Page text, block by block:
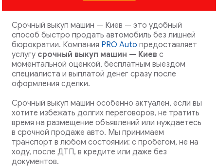
Срочный выкуп машин — Киев — это удобный
способ быстро продать автомобиль без лишней
бюрократии. Компания PRO Auto предоставляет
услугу срочный выкуп машин — Киев с
моментальной оценкой, бесплатным выездом
специалиста и выплатой денег сразу после
оформления сделки.
Срочный выкуп машин особенно актуален, если вы
хотите избежать долгих переговоров, не тратить
время на размещение объявлений или нуждаетесь
в срочной продаже авто. Мы принимаем
транспорт в любом состоянии: с пробегом, не на
ходу, после ДТП, в кредите или даже без
документов.